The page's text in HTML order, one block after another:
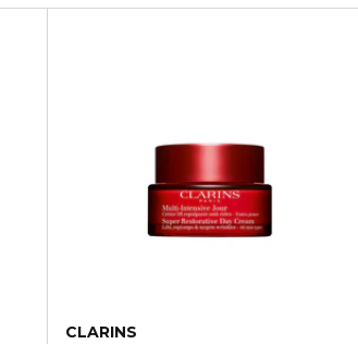
CLARINS